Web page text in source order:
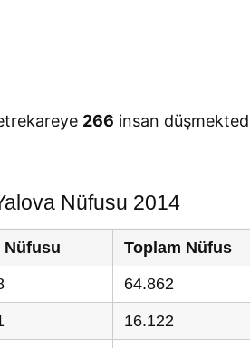
266 insan
Nüfusu 2014
Nüfusu Toplam Nüfus
64.862
16.122